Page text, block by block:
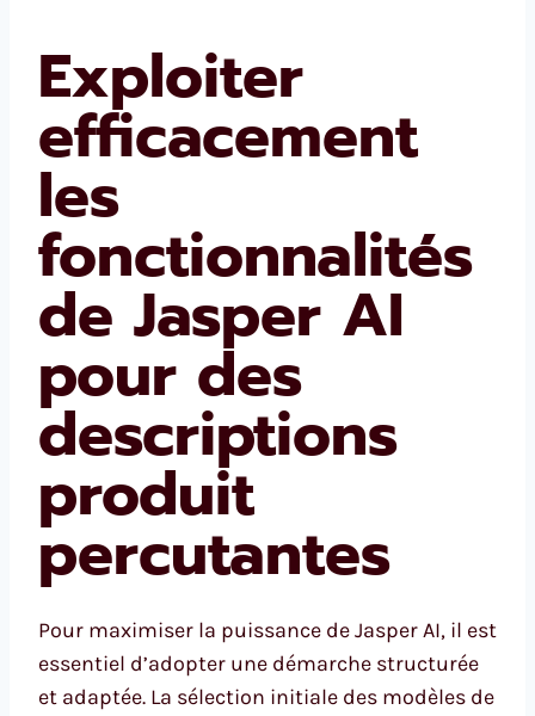
Exploiter
efficacement
les
fonctionnalités
de Jasper AI
pour des
descriptions
produit
percutantes
Pour maximiser la puissance de Jasper AI, il est
essentiel d’adopter une démarche structurée
et adaptée. La sélection initiale des modèles de